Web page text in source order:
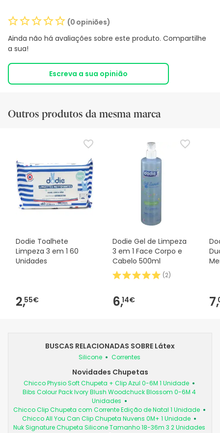
(0 opiniões)
Ainda não há avaliações sobre este produto. Compartilhe
a sua!
Escreva a sua opinião
Outros produtos da mesma marca
Dodie Toalhete
Limpeza 3 em 1 60
Unidades
2,55€
Dodie Gel de Limpeza
3 em 1 Face Corpo e
Cabelo 500ml
(2)
6,14€ 7,
BUSCAS RELACIONADAS SOBRE Látex
Silicone Correntes
Novidades Chupetas
Chicco Physio Soft Chupeta + Clip Azul 0-6M 1 Unidade
Bibs Colour Pack Ivory Blush Woodchuck Blossom 0-6M 4
Unidades
Chicco Clip Chupeta com Corrente Edição de Natal 1 Unidade
Chicco All You Can Clip Chupeta Nuvens 0M+ 1 Unidade
Nuk Signature Chupeta Silicone Tamanho 18-36m 3 2 Unidades